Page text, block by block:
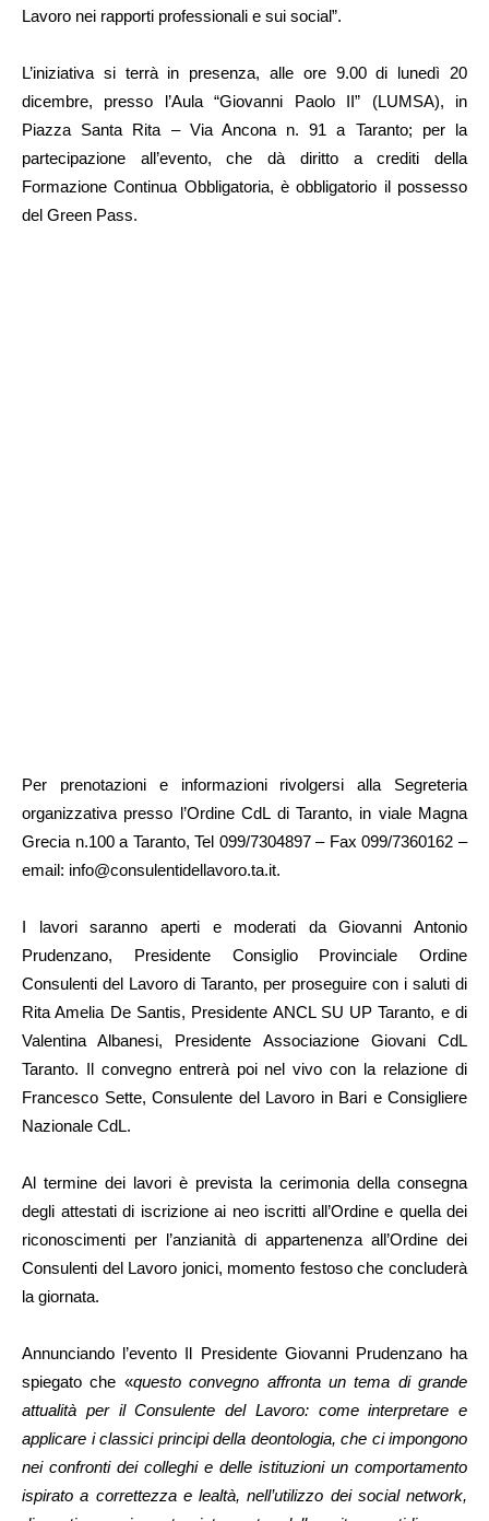
Lavoro nei rapporti professionali e sui social”.
L’iniziativa si terrà in presenza, alle ore 9.00 di lunedì 20
dicembre, presso l’Aula “Giovanni Paolo II” (LUMSA), in
Piazza Santa Rita – Via Ancona n. 91 a Taranto; per la
partecipazione all’evento, che dà diritto a crediti della
Formazione Continua Obbligatoria, è obbligatorio il possesso
del Green Pass.
Per prenotazioni e informazioni rivolgersi alla Segreteria
organizzativa presso l’Ordine CdL di Taranto, in viale Magna
Grecia n.100 a Taranto, Tel 099/7304897 – Fax 099/7360162 –
email: info@consulentidellavoro.ta.it.
I lavori saranno aperti e moderati da Giovanni Antonio
Prudenzano, Presidente Consiglio Provinciale Ordine
Consulenti del Lavoro di Taranto, per proseguire con i saluti di
Rita Amelia De Santis, Presidente ANCL SU UP Taranto, e di
Valentina Albanesi, Presidente Associazione Giovani CdL
Taranto. Il convegno entrerà poi nel vivo con la relazione di
Francesco Sette, Consulente del Lavoro in Bari e Consigliere
Nazionale CdL.
Al termine dei lavori è prevista la cerimonia della consegna
degli attestati di iscrizione ai neo iscritti all’Ordine e quella dei
riconoscimenti per l’anzianità di appartenenza all’Ordine dei
Consulenti del Lavoro jonici, momento festoso che concluderà
la giornata.
Annunciando l’evento Il Presidente Giovanni Prudenzano ha
spiegato che «questo convegno affronta un tema di grande
attualità per il Consulente del Lavoro: come interpretare e
applicare i classici principi della deontologia, che ci impongono
nei confronti dei colleghi e delle istituzioni un comportamento
ispirato a correttezza e lealtà, nell’utilizzo dei social network,